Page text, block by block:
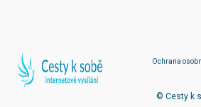
Ochrana
© Cesty k